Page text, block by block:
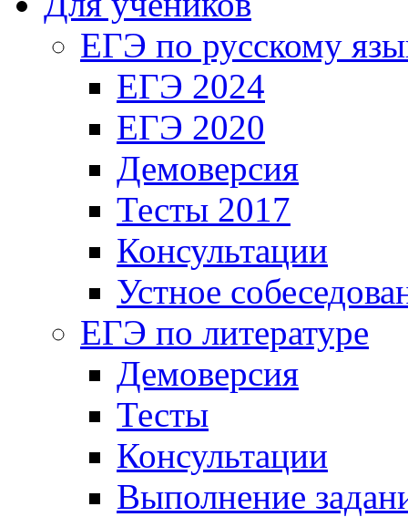
ЕГЭ по русскому
ЕГЭ 2024
ЕГЭ 2020
Демоверсия
Тесты 2017
Консультации
Устное
ЕГЭ по литературе
Демоверсия
Тесты
Консультации
Выполнение